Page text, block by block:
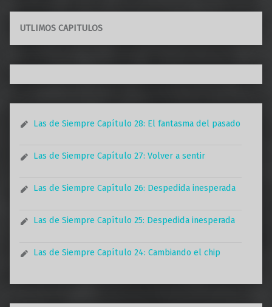
UTLIMOS CAPITULOS
Las de Siempre Capítulo 28: El fantasma del pasado
Las de Siempre Capítulo 27: Volver a sentir
Las de Siempre Capítulo 26: Despedida inesperada
Las de Siempre Capítulo 25: Despedida inesperada
Las de Siempre Capítulo 24: Cambiando el chip